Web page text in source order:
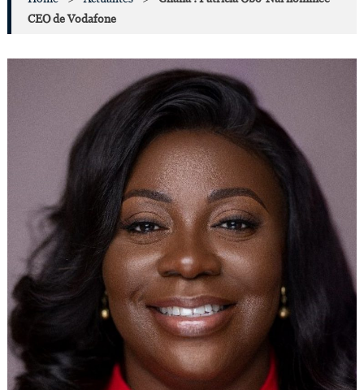
CEO de Vodafone